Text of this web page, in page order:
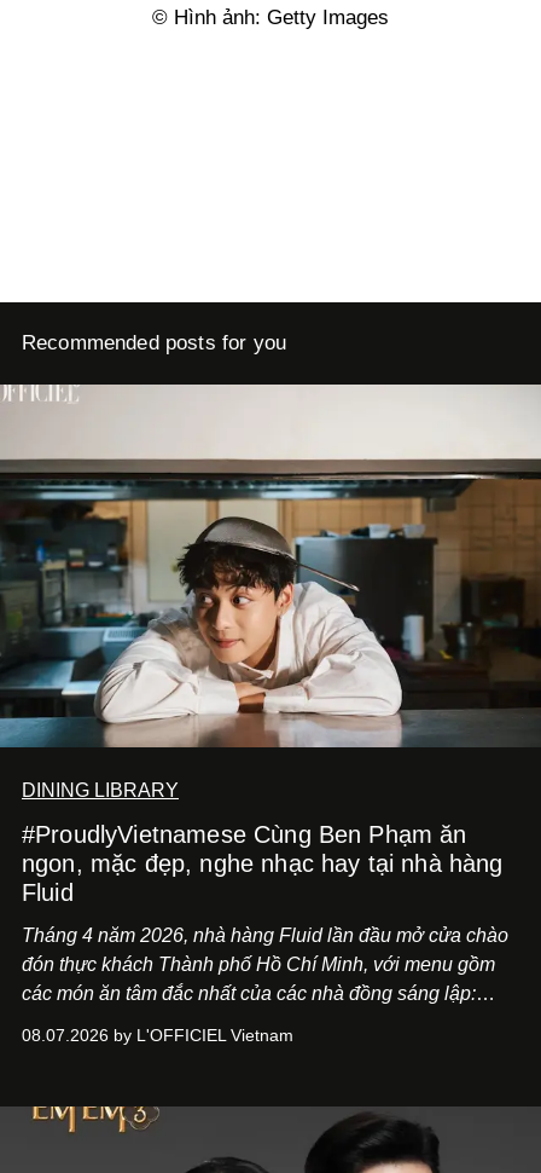
© Hình ảnh: Getty Images
Recommended posts for you
DINING LIBRARY
#ProudlyVietnamese Cùng Ben Phạm ăn
ngon, mặc đẹp, nghe nhạc hay tại nhà hàng
Fluid
Tháng 4 năm 2026, nhà hàng Fluid lần đầu mở cửa chào
đón thực khách Thành phố Hồ Chí Minh, với menu gồm
các món ăn tâm đắc nhất của các nhà đồng sáng lập:
món ăn đa dạng từ Á đến Âu nhanh chóng được yêu thích
mang đến niềm vui cho thực khách.
08.07.2026 by L'OFFICIEL Vietnam